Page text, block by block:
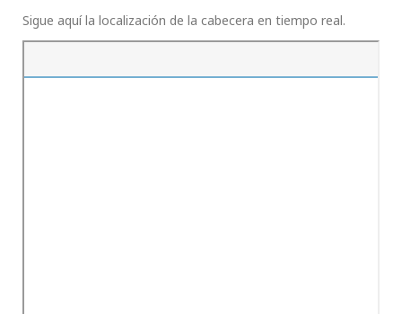
Sigue aquí la localización de la cabecera en tiempo real.